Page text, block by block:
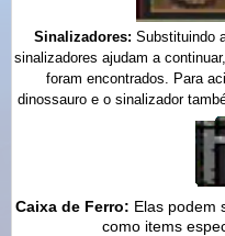
Sinalizadores: Substituindo
sinalizadores ajudam a continuar,
foram encontrados. Para
dinossauro e o sinalizador
Caixa de Ferro: Elas podem
como items